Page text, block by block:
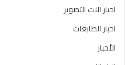
احبار الات التصوير
احبار الطابعات
الأحبار